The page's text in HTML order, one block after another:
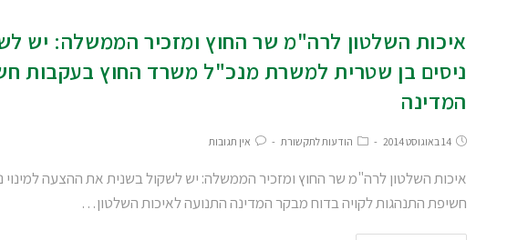
איכות השלטון לרה"מ שר החוץ ומזכיר הממשלה: יש
ניסים בן שטרית למשרת מנכ"ל משרד החוץ בעקבות
המדינה
14 באוגוסט 2014 הודעות לתקשורת אין תגובות
איכות השלטון לרה"מ שר החוץ ומזכיר הממשלה: יש לשקול בשנית את ההצעה
חשיפת התנהגות לקויה בדוח מבקר המדינה התנועה לאיכות השלטון…